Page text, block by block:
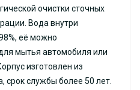
очистки сточных
Вода внутри
её можно
мытья автомобиля или
изготовлен из
срок службы более 50 лет.